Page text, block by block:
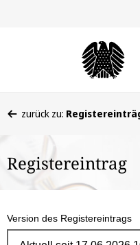
befinden
hier:
zurück zu:
Registereintrag
Version des Registereintrags